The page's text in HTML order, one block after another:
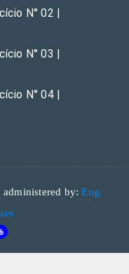
N° 02 |
N° 03 |
N° 04 |
| administered by:Eng.